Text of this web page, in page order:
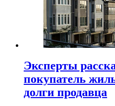
Эксперты
покупатель
долги продавца